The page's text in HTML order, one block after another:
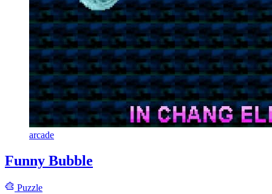
arcade
Funny Bubble
Puzzle